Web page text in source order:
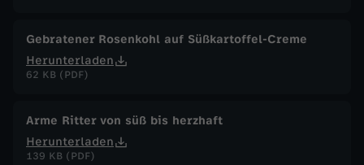
Gebratener Rosenkohl auf Süßkartoffel-Creme
Herunterladen
62 KB (PDF)
Arme Ritter von süß bis herzhaft
Herunterladen
139 KB (PDF)